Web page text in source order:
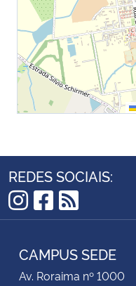
REDES SOCIAIS:
Instagram
Facebook
RSS
CAMPUS SEDE
Av. Roraima nº 1000